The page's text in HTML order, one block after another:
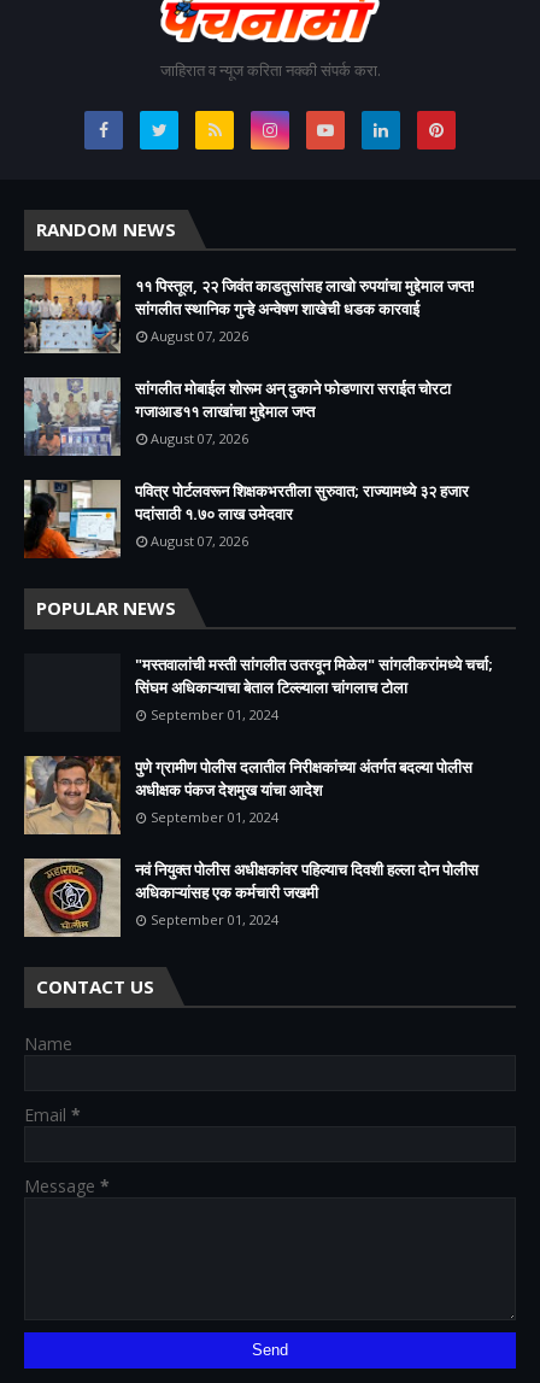
जाहिरात व न्यूज करिता नक्की संपर्क करा.
RANDOM NEWS
११ पिस्तूल, २२ जिवंत काडतुसांसह लाखो रुपयांचा मुद्देमाल जप्त!
सांगलीत स्थानिक गुन्हे अन्वेषण शाखेची धडक कारवाई
August 07, 2026
सांगलीत मोबाईल शोरूम अन् दुकाने फोडणारा सराईत चोरटा
गजाआड११ लाखांचा मुद्देमाल जप्त
August 07, 2026
पवित्र पोर्टलवरून शिक्षकभरतीला सुरुवात; राज्यामध्ये ३२ हजार
पदांसाठी १.७० लाख उमेदवार
August 07, 2026
POPULAR NEWS
"मस्तवालांची मस्ती सांगलीत उतरवून मिळेल" सांगलीकरांमध्ये चर्चा;
सिंघम अधिकाऱ्याचा बेताल टिल्ल्याला चांगलाच टोला
September 01, 2024
पुणे ग्रामीण पोलीस दलातील निरीक्षकांच्या अंतर्गत बदल्या पोलीस
अधीक्षक पंकज देशमुख यांचा आदेश
September 01, 2024
नवं नियुक्त पोलीस अधीक्षकांवर पहिल्याच दिवशी हल्ला दोन पोलीस
अधिकाऱ्यांसह एक कर्मचारी जखमी
September 01, 2024
CONTACT US
Name
Email *
Message *